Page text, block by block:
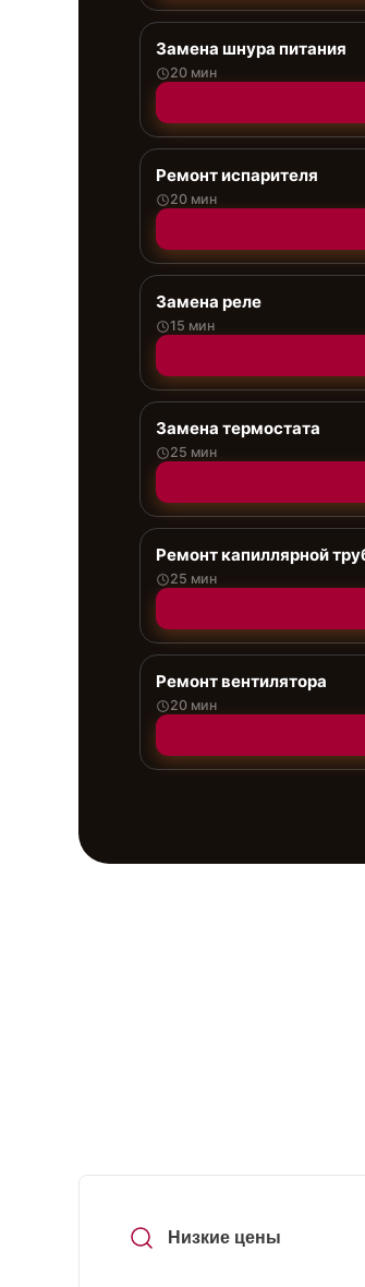
Замена шнура питания
20 мин
Ремонт испарителя
20 мин
Замена реле
15 мин
Замена термостата
25 мин
Ремонт капиллярной
25 мин
Ремонт вентилятора
20 мин
Низкие цены